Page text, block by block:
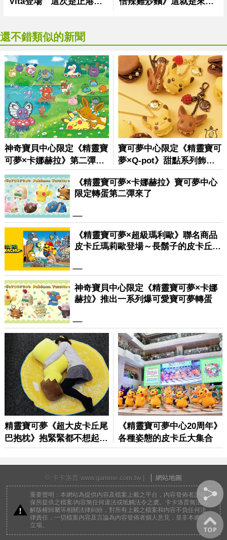
還不錯類似的新聞
© 卡卡洛普 www.gamme.com.tw | 網站地圖
重要聲明：本網站為提供內容及檔案上載之平台，內容發佈者請確
保所提供之檔案/內容無任何違法或牴觸法令之虞。卡卡洛普無法調
解版權歸屬等相關法律糾紛，對所有上載之檔案和內容不負任何法
律責任，一切檔案內容及言論為內容發佈者個人意見，並非本網站
立場。